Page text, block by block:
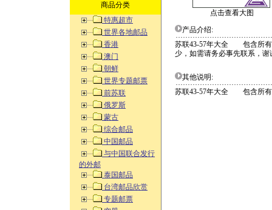
商品分类
特惠超市
世界各地邮品
香港
澳门
朝鲜
世界专题邮票
前苏联
俄罗斯
蒙古
综合邮品
中国邮品
与中国联合发行
的外邮
泰国邮品
台湾邮品欣赏
专题邮票
点击查看大图
产品介绍:
苏联43-57年大全 包含所有
少，如需请务必事先联系，谢
其他说明:
苏联43-57年大全 包含所有